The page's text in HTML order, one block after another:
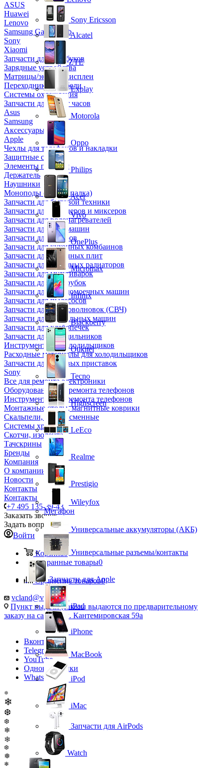
ASUS
Huawei
Lenovo
Samsung Galaxy Tab
Sony
Xiaomi
Запчасти для ноутбуков
Зарядные устройства
Матрицы/экраны/дисплеи
Переходники и кабели
Системы охлаждения
Запчасти для смарт часов
Asus
Samsung
Аксессуары
Apple
Чехлы для телефонов и накладки
Защитные стекла
Элементы питания
Держатель
Наушники
Моноподы (Селфи палка)
Запчасти для бытовой техники
Запчасти для блендеров и миксеров
Запчасти для водонагревателей
Запчасти для кофемашин
Запчасти для кулеров
Запчасти для кухонных комбаинов
Запчасти для кухонных плит
Запчасти для масляных радиаторов
Запчасти для мультиварок
Запчасти для мясорубок
Запчасти для посудомоечных машин
Запчасти для пылесосов
Запчасти для микроволновок (СВЧ)
Запчасти для стиральных машин
Запчасти для хлебопечек
Запчасти для холодильников
Инструмент для холодильщиков
Расходные материалы для холодильщиков
Запчасти для игровых приставок
Sony
Все для ремонта электроники
Оборудование для ремонта телефонов
Инструменты для ремонта телефонов
Монтажные столы, магнитные коврики
Скальпели, лезвия сменные
Системы хранения
Скотчи, изолента
Тачскрины
Бренды
Компания
О компании
Новости
Контакты
Контакты
+7 495 135-39-43
Заказать звонок
Задать вопрос
Войти
Корзина0
Избранные товары0
Сравнение товаров0
vcland@vcland.ru
Пункт выдачи (заказы выдаются по предварительному
заказу на сайте), ул. Кантемировская 59а
Вконтакте
Telegram
YouTube
Одноклассники
WhatsApp
❅
❄
❆
❆
❄
❄
❆
❅
❄
Sony Ericsson
Alcatel
ZTE
Explay
Motorola
Oppo
Philips
Acer
Vivo
OnePlus
Micromax
Infinix
Blackberry
Oukitel
Tecno
Highscreen
LeEco
Realme
Prestigio
Wileyfox
Мегафон
Универсальные аккумуляторы (АКБ)
Универсальные разъемы/контакты
Запчасти для Apple
iPad
iPhone
MacBook
iPod
iMac
Запчасти для AirPods
Watch